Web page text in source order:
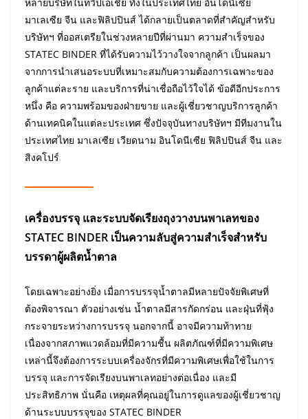
มาเลเซีย จีน และฟิลิปปินส์ ได้กลายเป็นตลาดที่สำคัญสำหรับ
บริษัทฯ ที่ออสเตรียในช่วงหลายปีที่ผ่านมา ความสำเร็จของ
STATEC BINDER ที่ได้รับความไว้วางใจจากลูกค้า เป็นผลมา
จากการนำเสนอระบบที่เหมาะสมกับความต้องการเฉพาะของ
ลูกค้าแต่ละราย และบริการที่น่าเชื่อถือไว้ใจได้ ข้อดีอีกประการ
หนึ่ง คือ ความพร้อมของฝ่ายขาย และผู้เชี่ยวชาญบริการลูกค้า
ด้านเทคนิคในแต่ละประเทศ ซึ่งปัจจุบันทางบริษัทฯ มีทีมงานใน
ประเทศไทย มาเลเซีย เวียดนาม อินโดนีเซีย ฟิลิปปินส์ จีน และ
สิงคโปร์
เครื่องบรรจุ และระบบจัดเรียงถุงวางบนพาเลทของ
STATEC BINDER เป็นความลับสู่ความสำเร็จสำหรับ
บรรดาผู้ผลิตน้ำตาล
โดยเฉพาะอย่างยิ่ง เมื่อการบรรจุน้ำตาลมีหลายปัจจัยพิเศษที่
ต้องพิจารณา ตัวอย่างเช่น น้ำตาลมีสารกัดกร่อน และฝุ่นที่ฟุ้ง
กระจายระหว่างการบรรจุ นอกจากนี้ อาจมีความท้าทาย
เนื่องจากสภาพแวดล้อมที่มีความชื้น ผลิตภัณฑ์ที่มีความพิเศษ
เหล่านี้จึงต้องการระบบเครื่องจักรที่มีความพิเศษเพื่อใช้ในการ
บรรจุ และการจัดเรียงบนพาเลทอย่างต่อเนื่อง และมี
ประสิทธิภาพ นั่นคือ เหตุผลที่คุณอยู่ในการดูแลของผู้เชี่ยวชาญ
ด้านระบบบรรจุของ STATEC BINDER